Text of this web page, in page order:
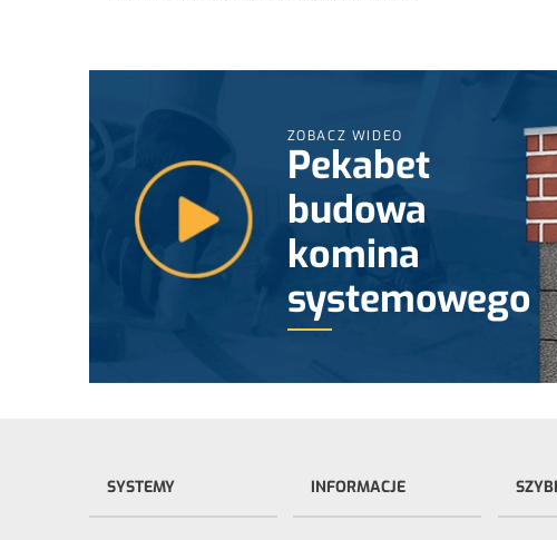
ZOBACZ WIDEO
Pekabet
budowa
komina
systemowego
SYSTEMY INFORMACJE